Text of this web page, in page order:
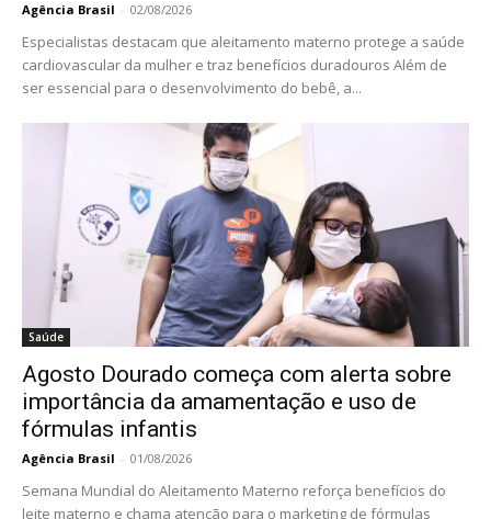
Agência Brasil - 02/08/2026
Especialistas destacam que aleitamento materno protege a saúde
cardiovascular da mulher e traz benefícios duradouros Além de
ser essencial para o desenvolvimento do bebê, a...
Saúde
Agosto Dourado começa com alerta sobre
importância da amamentação e uso de
fórmulas infantis
Agência Brasil - 01/08/2026
Semana Mundial do Aleitamento Materno reforça benefícios do
leite materno e chama atenção para o marketing de fórmulas